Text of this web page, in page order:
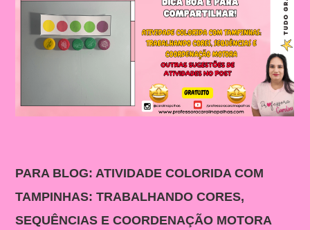
PARA BLOG: ATIVIDADE COLORIDA COM
TAMPINHAS: TRABALHANDO CORES,
SEQUÊNCIAS E COORDENAÇÃO MOTORA